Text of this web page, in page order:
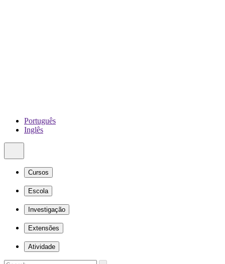
Português
Inglês
Cursos
Escola
Investigação
Extensões
Atividade